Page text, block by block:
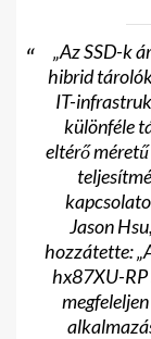
„Az SSD-k
hibrid
IT-
különféle
eltérő
Jason
hozzátette:
hx87XU-